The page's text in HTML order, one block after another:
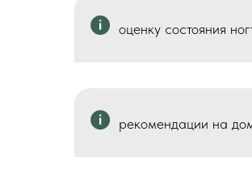
оценку состояния
рекомендации на